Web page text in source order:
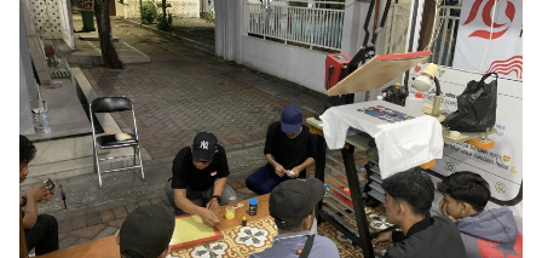
Partner
Insight
NTB
Suara
Time
Lens
IDN
Daily
Jogja
Jalan
Rakyat
Idealita
News
Kita
Notice
Radar
Baru
Seedbacklink
Follow
Kabarbaru